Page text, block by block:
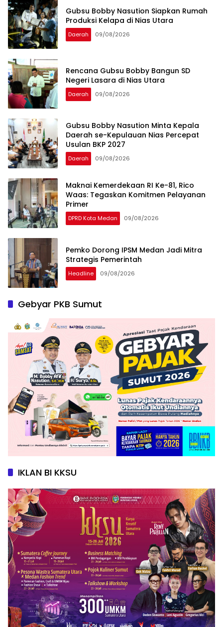
Gubsu Bobby Nasution Siapkan Rumah
Produksi Kelapa di Nias Utara
Daerah 09/08/2026
Rencana Gubsu Bobby Bangun SD
Negeri Lasara di Nias Utara
Daerah 09/08/2026
Gubsu Bobby Nasution Minta Kepala
Daerah se-Kepulauan Nias Percepat
Usulan BKP 2027
Daerah 09/08/2026
Maknai Kemerdekaan RI Ke-81, Rico
Waas: Tegaskan Komitmen Pelayanan
Primer
DPRD Kota Medan 09/08/2026
Pemko Dorong IPSM Medan Jadi Mitra
Strategis Pemerintah
Headline 09/08/2026
Gebyar PKB Sumut
IKLAN BI KKSU